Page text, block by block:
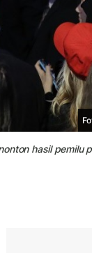
hasil pemilu